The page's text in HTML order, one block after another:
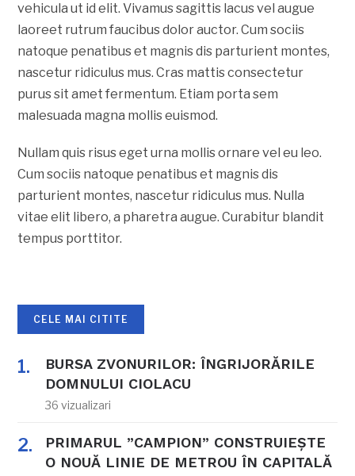
vehicula ut id elit. Vivamus sagittis lacus vel augue
laoreet rutrum faucibus dolor auctor. Cum sociis
natoque penatibus et magnis dis parturient montes,
nascetur ridiculus mus. Cras mattis consectetur
purus sit amet fermentum. Etiam porta sem
malesuada magna mollis euismod.
Nullam quis risus eget urna mollis ornare vel eu leo.
Cum sociis natoque penatibus et magnis dis
parturient montes, nascetur ridiculus mus. Nulla
vitae elit libero, a pharetra augue. Curabitur blandit
tempus porttitor.
CELE MAI CITITE
BURSA ZVONURILOR: ÎNGRIJORĂRILE
DOMNULUI CIOLACU
36 vizualizari
PRIMARUL ”CAMPION” CONSTRUIEȘTE
O NOUĂ LINIE DE METROU ÎN CAPITALĂ